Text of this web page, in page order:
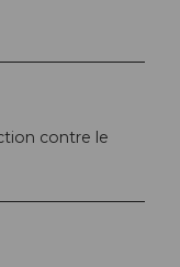
contre le